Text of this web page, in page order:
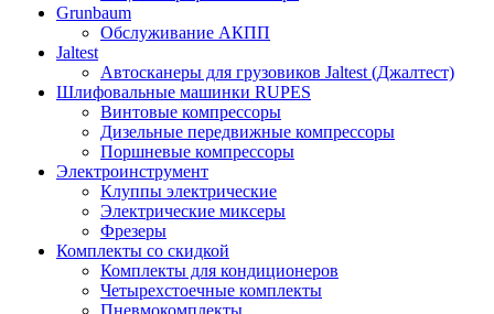
Grunbaum
Обслуживание АКПП
Jaltest
Автосканеры для грузовиков Jaltest (Джалтест)
Шлифовальные машинки RUPES
Винтовые компрессоры
Дизельные передвижные компрессоры
Поршневые компрессоры
Электроинструмент
Клуппы электрические
Электрические миксеры
Фрезеры
Комплекты со скидкой
Комплекты для кондиционеров
Четырехстоечные комплекты
Пневмокомплекты